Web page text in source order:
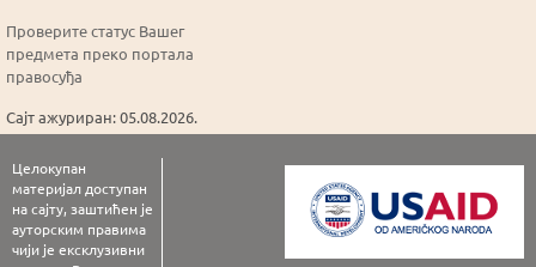
Проверите статус Вашег
предмета преко портала
правосуђа
Сајт ажуриран: 05.08.2026.
Целокупан
материјал доступан
на сајту, заштићен је
ауторским правима
чији је ексклузивни